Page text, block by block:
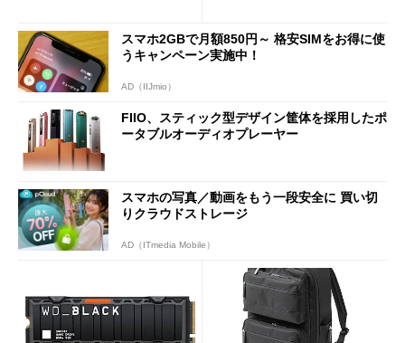
スマホ2GBで月額850円～ 格安SIMをお得に使
うキャンペーン実施中！
AD（IIJmio）
FIIO、スティック型デザイン筐体を採用したポ
ータブルオーディオプレーヤー
スマホの写真／動画をもう一段安全に 買い切
りクラウドストレージ
AD（ITmedia Mobile）